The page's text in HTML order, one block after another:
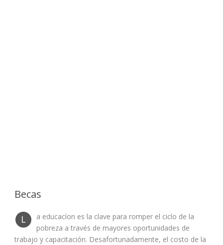
Becas
L
a educacíon es la clave para romper el ciclo de la
pobreza a través de mayores oportunidades de
trabajo y capacitación. Desafortunadamente, el costo de la